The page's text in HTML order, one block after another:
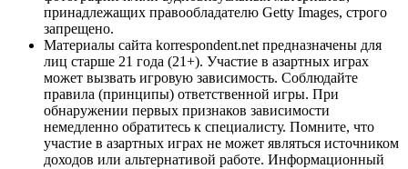
принадлежащих правообладателю Getty Images, строго
запрещено.
Материалы сайта korrespondent.net предназначены для
лиц старше 21 года (21+). Участие в азартных играх
может вызвать игровую зависимость. Соблюдайте
правила (принципы) ответственной игры. При
обнаружении первых признаков зависимости
немедленно обратитесь к специалисту. Помните, что
участие в азартных играх не может являться источником
доходов или альтернативой работе. Информационный